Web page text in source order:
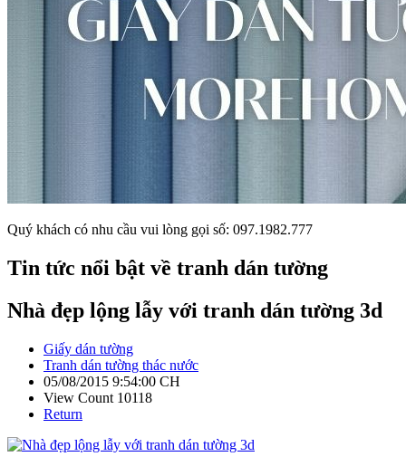
Quý khách có nhu cầu vui lòng gọi số: 097.1982.777
Tin tức nổi bật về tranh dán tường
Nhà đẹp lộng lẫy với tranh dán tường 3d
Giấy dán tường
Tranh dán tường thác nước
05/08/2015 9:54:00 CH
View Count 10118
Return